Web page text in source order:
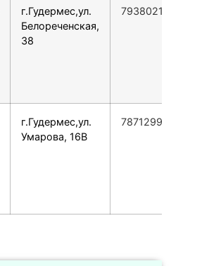
г.Гудермес,ул.
Белореченская,
38
79380210028
г.Гудермес,ул.
Умарова, 16В
78712999888